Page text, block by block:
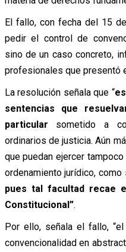
El fallo, con fecha del 15
pedir el control de
sino de un caso concreto,
profesionales que presentó
La resolución señala que “
sentencias que
particular sometido a
ordinarios de justicia. Aún
que puedan ejercer
ordenamiento jurídico,
pues tal facultad recae
Constitucional”.
Por ello, señala el fallo,
convencionalidad en